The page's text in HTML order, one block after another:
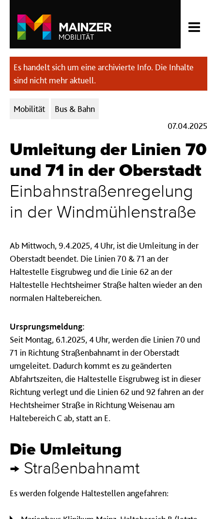
Es handelt sich um eine archivierte Info. Die Inhalte
sind nicht mehr aktuell.
Kategorien:
Mobilität
Bus & Bahn
07.04.2025
Umleitung der Linien 70
und 71 in der Oberstadt
Einbahnstraßenregelung
in der Windmühlenstraße
Ab Mittwoch, 9.4.2025, 4 Uhr, ist die Umleitung in der
Oberstadt beendet. Die Linien 70 & 71 an der
Haltestelle Eisgrubweg und die Linie 62 an der
Haltestelle Hechtsheimer Straße halten wieder an den
normalen Haltebereichen.
Ursprungsmeldung:
Seit Montag, 6.1.2025, 4 Uhr, werden die Linien 70 und
71 in Richtung Straßenbahnamt in der Oberstadt
umgeleitet. Dadurch kommt es zu geänderten
Abfahrtszeiten, die Haltestelle Eisgrubweg ist in dieser
Richtung verlegt und die Linien 62 und 92 fahren an der
Hechtsheimer Straße in Richtung Weisenau am
Haltebereich C ab, statt an E.
Die Umleitung
→ Straßenbahnamt
Es werden folgende Haltestellen angefahren: